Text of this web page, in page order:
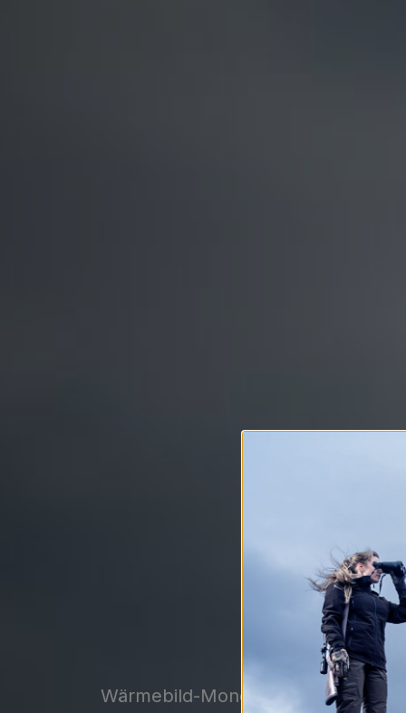
Wärmebild-Monokulare